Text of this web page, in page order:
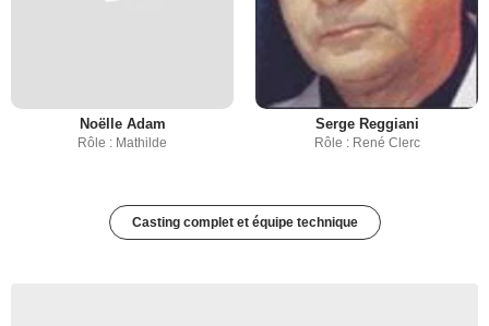
Noëlle Adam
Rôle : Mathilde
Serge Reggiani
Rôle : René Clerc
Casting complet et équipe technique